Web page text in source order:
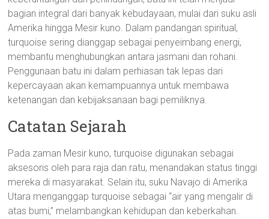
bagian integral dari banyak kebudayaan, mulai dari suku asli
Amerika hingga Mesir kuno. Dalam pandangan spiritual,
turquoise sering dianggap sebagai penyeimbang energi,
membantu menghubungkan antara jasmani dan rohani.
Penggunaan batu ini dalam perhiasan tak lepas dari
kepercayaan akan kemampuannya untuk membawa
ketenangan dan kebijaksanaan bagi pemiliknya.
Catatan Sejarah
Pada zaman Mesir kuno, turquoise digunakan sebagai
aksesoris oleh para raja dan ratu, menandakan status tinggi
mereka di masyarakat. Selain itu, suku Navajo di Amerika
Utara menganggap turquoise sebagai “air yang mengalir di
atas bumi,” melambangkan kehidupan dan keberkahan.